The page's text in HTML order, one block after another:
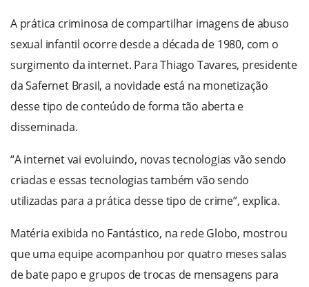
A prática criminosa de compartilhar imagens de abuso
sexual infantil ocorre desde a década de 1980, com o
surgimento da internet. Para Thiago Tavares, presidente
da Safernet Brasil, a novidade está na monetização
desse tipo de conteúdo de forma tão aberta e
disseminada.
“A internet vai evoluindo, novas tecnologias vão sendo
criadas e essas tecnologias também vão sendo
utilizadas para a prática desse tipo de crime”, explica.
Matéria exibida no Fantástico, na rede Globo, mostrou
que uma equipe acompanhou por quatro meses salas
de bate papo e grupos de trocas de mensagens para